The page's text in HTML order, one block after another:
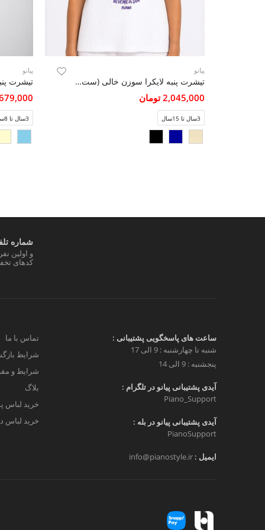
پیانو
تیشرت پنبه لایکرا سوزن خالی (ست با کد 10790)
2,045,000 تومان
3سال تا 15سال
پیانو
1,679,000
3سال تا 8سال
شماره
و اولین
کدهای
ساعت های پاسخگویی پشتیبانی :
شنبه تا چهارشنبه : 9 الی 17
پنجشنبه : 9 الی 14
آیدی پشتیبانی پیانو در تلگرام :
Piano_Support
آیدی پشتیبانی پیانو در بله :
PianoSupport
ایمیل : info@pianostyle.ir
تماس با ما
شرایط
شرایط و
بلاگ
خرید لباس
خرید لباس